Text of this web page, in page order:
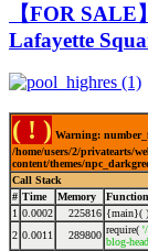
【FOR SALE
Lafayette
( ! ) Warning:
/home/users/2/privatearts/
content/themes/
Call Stack
# Time Memory Function
1 0.0002 225816 {main}( )
2 0.0011 289800 require(
blog-